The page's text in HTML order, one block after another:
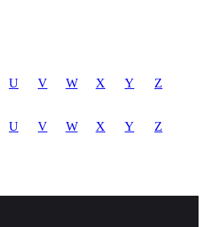
U V W X Y
Z
U V W X Y Z